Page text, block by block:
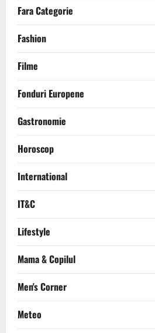
Fara Categorie
Fashion
Filme
Fonduri Europene
Gastronomie
Horoscop
International
IT&C
Lifestyle
Mama & Copilul
Men's Corner
Meteo